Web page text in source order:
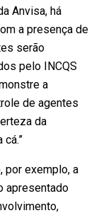
Anvisa, há
a presença de
serão
pelo INCQS
a
de agentes
da
por exemplo, a
apresentado